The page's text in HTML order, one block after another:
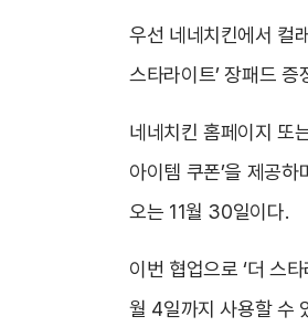
우선 네네치킨에서 컬
스타라이트’ 장패드
네네치킨 홈페이지 또
아이템 쿠폰’을 제공
오는 11월 30일이다.
이번 협업으로 ‘더 스
월 4일까지 사용할 수